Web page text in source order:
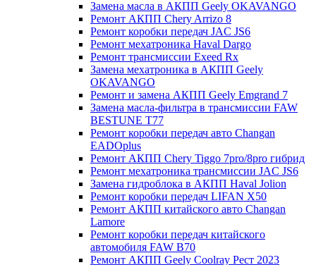
Замена масла в АКПП Geely OKAVANGO
Ремонт АКПП Chery Arrizo 8
Ремонт коробки передач JAC JS6
Ремонт мехатроника Haval Dargo
Ремонт трансмиссии Exeed Rx
Замена мехатроника в АКПП Geely
OKAVANGO
Ремонт и замена АКПП Geely Emgrand 7
Замена масла-фильтра в трансмиссии FAW
BESTUNE T77
Ремонт коробки передач авто Changan
EADOplus
Ремонт АКПП Chery Tiggo 7pro/8pro гибрид
Ремонт мехатроника трансмиссии JAC JS6
Замена гидроблока в АКПП Haval Jolion
Ремонт коробки передач LIFAN X50
Ремонт АКПП китайского авто Changan
Lamore
Ремонт коробки передач китайского
автомобиля FAW B70
Ремонт АКПП Geely Coolray Pест 2023